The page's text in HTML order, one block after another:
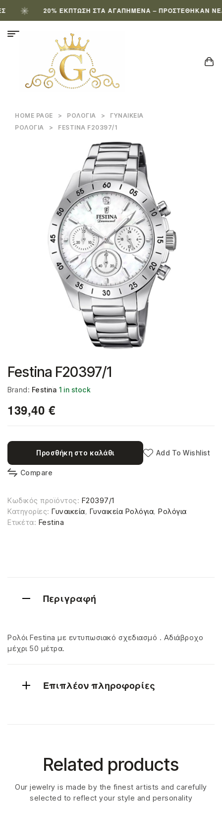
20% ΈΚΠΤΩΣΗ ΣΤΑ ΑΓΑΠΗΜΈΝΑ – ΠΡΟΣΤΈΘΗΚΑΝ ΝΈΑ
HOME PAGE > ΡΟΛΌΓΙΑ >
ΓΥΝΑΙΚΕΊΑ
ΡΟΛΌΓΙΑ
> FESTINA F20397/1
Festina F20397/1
Brand: Festina 1 in stock
139,40 €
Προσθήκη στο καλάθι Add To Wishlist
Compare
Κωδικός προϊόντος: F20397/1
Κατηγορίες: Γυναικεία, Γυναικεία Ρολόγια, Ρολόγια
Ετικέτα: Festina
Περιγραφή
Ρολόι Festina με εντυπωσιακό σχεδιασμό . Αδιάβροχο
μέχρι 50 μέτρα.
Επιπλέον πληροφορίες
Related products
Our jewelry is made by the finest artists and carefully
selected to reflect your style and personality